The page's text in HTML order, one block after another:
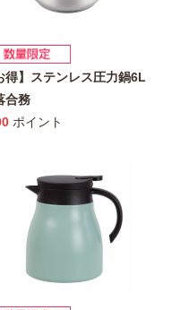
得】ステンレス圧力鍋6L
合務
ポイント